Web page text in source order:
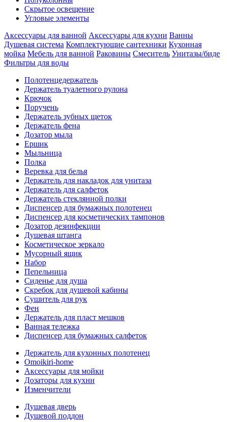
Скрытое освещение
Угловые элементы
Аксессуары для ванной Аксессуары для кухни Ванны
Душевая система Комплектующие сантехники Кухонная
мойка Мебель для ванной Раковины Смеситель Унитазы/биде
Фильтры для воды
Полотенцедержатель
Держатель туалетного рулона
Крючок
Поручень
Держатель зубных щеток
Держатель фена
Дозатор мыла
Eршик
Мыльница
Полка
Веревка для белья
Держатель для накладок для унитаза
Держатель для салфеток
Держатель стеклянной полки
Диспенсер для бумажных полотенец
Диспенсер для косметических тампонов
Дозатор дезинфекции
Душевая штанга
Косметическое зеркало
Мусорный ящик
Набор
Пепельница
Сиденье для душа
Скребок для душевой кабины
Сушитель для рук
Фен
Держатель для пласт мешков
Ванная тележка
Диспенсер для бумажных салфеток
Держатель для кухонных полотенец
Omoikiri-home
Аксессуары для мойки
Дозаторы для кухни
Изменчители
Душевая дверь
Душевой поддон